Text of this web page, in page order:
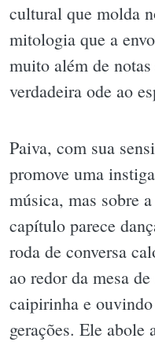
cultural que molda
mitologia que a
muito além de
verdadeira ode ao
Paiva, com sua
promove uma
música, mas sobre
capítulo parece
roda de conversa
ao redor da mesa
caipirinha e
gerações. Ele abole